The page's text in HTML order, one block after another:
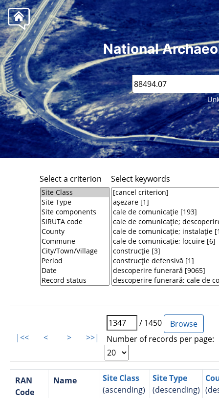
National
Select a criterion Select keywords
|<< < > >>|
/ 1450
Number of records per page:
RAN
Code
Name
Site Class
(ascending)
Site Type
(descending)